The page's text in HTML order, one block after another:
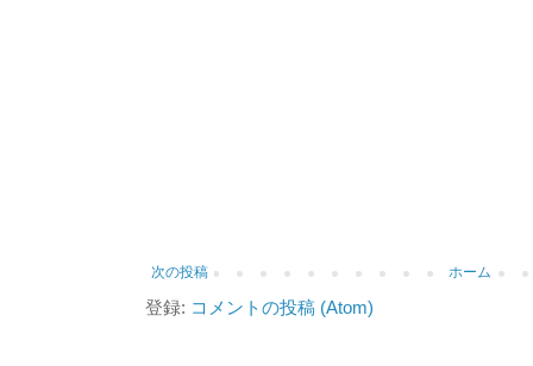
次の投稿 ホーム
登録: コメントの投稿 (Atom)